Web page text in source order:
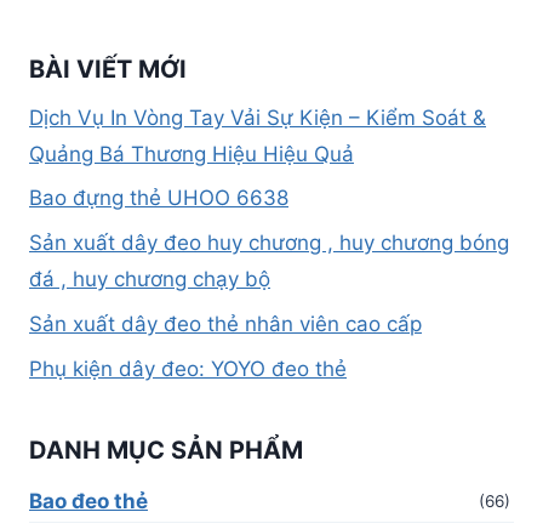
BÀI VIẾT MỚI
Dịch Vụ In Vòng Tay Vải Sự Kiện – Kiểm Soát &
Quảng Bá Thương Hiệu Hiệu Quả
Bao đựng thẻ UHOO 6638
Sản xuất dây đeo huy chương , huy chương bóng
đá , huy chương chạy bộ
Sản xuất dây đeo thẻ nhân viên cao cấp
Phụ kiện dây đeo: YOYO đeo thẻ
DANH MỤC SẢN PHẨM
Bao đeo thẻ (66)